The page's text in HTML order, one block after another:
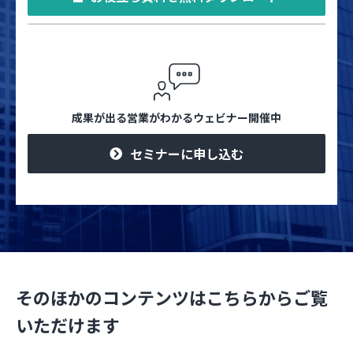
成果が出る営業がわかるウェビナー開催中
セミナーに申し込む
そのほかのコンテンツはこちらからご覧
いただけます